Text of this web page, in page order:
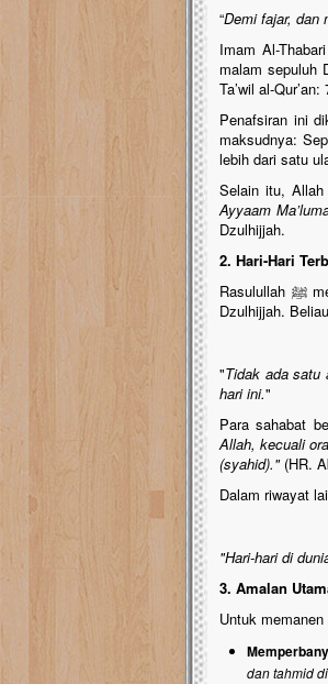
“Demi fajar, dan
Imam Al-
malam sepuluh
Ta’wil al-Qur’an:
Penafsiran ini
maksudnya:
lebih dari satu
Selain itu,
Ayyaam
Dzulhijjah.
2. Hari-Hari
Rasulullah ﷺ menegaskan bahwa tidak ada hari yang lebih utama di dunia ini melebihi 10 hari pertama
Dzulhijjah.
"Tidak ada satu
hari ini."
Para sahabat
Allah, kecuali
(syahid)."(HR.
"Hari-hari di
3. Amalan
Untuk
dan tahmid